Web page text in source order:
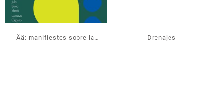
Ää: manifiestos sobre la
Drenajes